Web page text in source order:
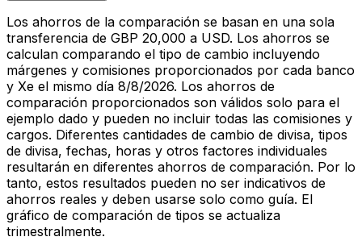
Los ahorros de la comparación se basan en una sola
transferencia de GBP 20,000 a USD. Los ahorros se
calculan comparando el tipo de cambio incluyendo
márgenes y comisiones proporcionados por cada banco
y Xe el mismo día 8/8/2026. Los ahorros de
comparación proporcionados son válidos solo para el
ejemplo dado y pueden no incluir todas las comisiones y
cargos. Diferentes cantidades de cambio de divisa, tipos
de divisa, fechas, horas y otros factores individuales
resultarán en diferentes ahorros de comparación. Por lo
tanto, estos resultados pueden no ser indicativos de
ahorros reales y deben usarse solo como guía. El
gráfico de comparación de tipos se actualiza
trimestralmente.